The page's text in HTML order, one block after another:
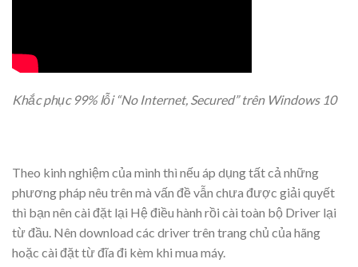
Khắc phục 99% lỗi “No Internet, Secured” trên Windows 10
Theo kinh nghiệm của mình thì nếu áp dụng tất cả những
phương pháp nêu trên mà vấn đề vẫn chưa được giải quyết
thì bạn nên cài đặt lại Hệ điều hành rồi cài toàn bộ Driver lại
từ đầu. Nên download các driver trên trang chủ của hãng
hoặc cài đặt từ đĩa đi kèm khi mua máy.